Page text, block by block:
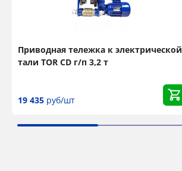
Приводная тележка к электрической
тали TOR CD г/п 3,2 т
19 435 руб/шт